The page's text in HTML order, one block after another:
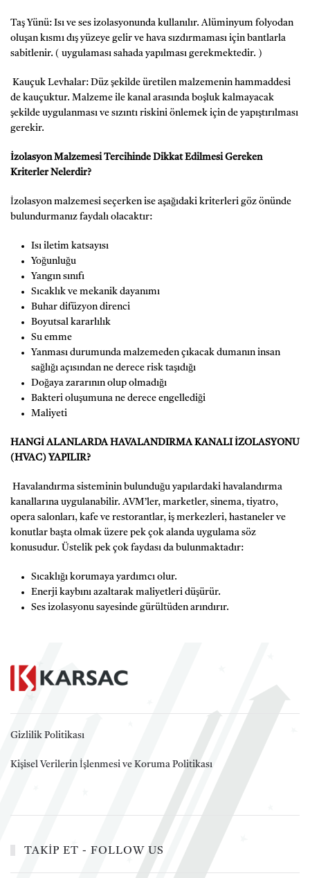
Taş Yünü: Isı ve ses izolasyonunda kullanılır. Alüminyum folyodan
oluşan kısmı dış yüzeye gelir ve hava sızdırmaması için bantlarla
sabitlenir. ( uygulaması sahada yapılması gerekmektedir. )
Kauçuk Levhalar: Düz şekilde üretilen malzemenin hammaddesi
de kauçuktur. Malzeme ile kanal arasında boşluk kalmayacak
şekilde uygulanması ve sızıntı riskini önlemek için de yapıştırılması
gerekir.
İzolasyon Malzemesi Tercihinde Dikkat Edilmesi Gereken
Kriterler Nelerdir?
İzolasyon malzemesi seçerken ise aşağıdaki kriterleri göz önünde
bulundurmanız faydalı olacaktır:
Isı iletim katsayısı
Yoğunluğu
Yangın sınıfı
Sıcaklık ve mekanik dayanımı
Buhar difüzyon direnci
Boyutsal kararlılık
Su emme
Yanması durumunda malzemeden çıkacak dumanın insan
sağlığı açısından ne derece risk taşıdığı
Doğaya zararının olup olmadığı
Bakteri oluşumuna ne derece engellediği
Maliyeti
HANGİ ALANLARDA HAVALANDIRMA KANALI İZOLASYONU
(HVAC) YAPILIR?
Havalandırma sisteminin bulunduğu yapılardaki havalandırma
kanallarına uygulanabilir. AVM’ler, marketler, sinema, tiyatro,
opera salonları, kafe ve restorantlar, iş merkezleri, hastaneler ve
konutlar başta olmak üzere pek çok alanda uygulama söz
konusudur. Üstelik pek çok faydası da bulunmaktadır:
Sıcaklığı korumaya yardımcı olur.
Enerji kaybını azaltarak maliyetleri düşürür.
Ses izolasyonu sayesinde gürültüden arındırır.
Gizlilik Politikası
Kişisel Verilerin İşlenmesi ve Koruma Politikası
TAKİP ET - FOLLOW US